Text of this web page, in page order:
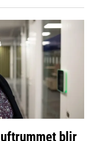
blir